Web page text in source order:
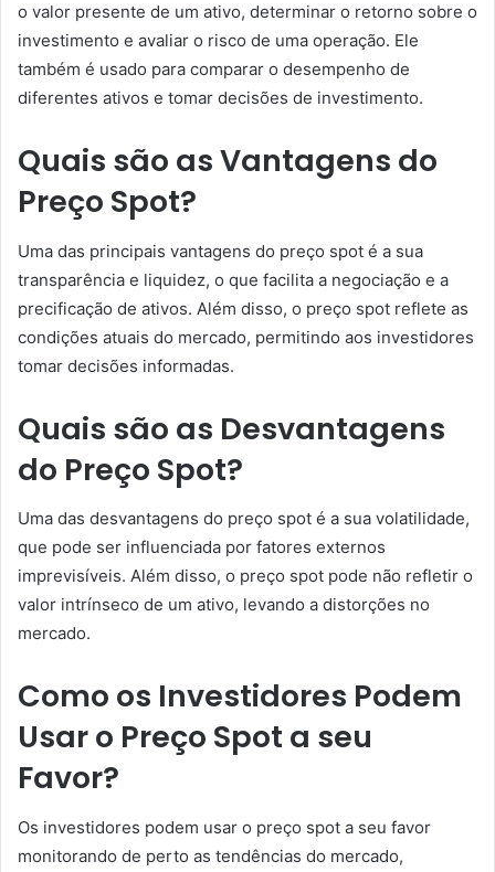
o valor presente de um ativo, determinar o retorno sobre o
investimento e avaliar o risco de uma operação. Ele
também é usado para comparar o desempenho de
diferentes ativos e tomar decisões de investimento.
Quais são as Vantagens do
Preço Spot?
Uma das principais vantagens do preço spot é a sua
transparência e liquidez, o que facilita a negociação e a
precificação de ativos. Além disso, o preço spot reflete as
condições atuais do mercado, permitindo aos investidores
tomar decisões informadas.
Quais são as Desvantagens
do Preço Spot?
Uma das desvantagens do preço spot é a sua volatilidade,
que pode ser influenciada por fatores externos
imprevisíveis. Além disso, o preço spot pode não refletir o
valor intrínseco de um ativo, levando a distorções no
mercado.
Como os Investidores Podem
Usar o Preço Spot a seu
Favor?
Os investidores podem usar o preço spot a seu favor
monitorando de perto as tendências do mercado,